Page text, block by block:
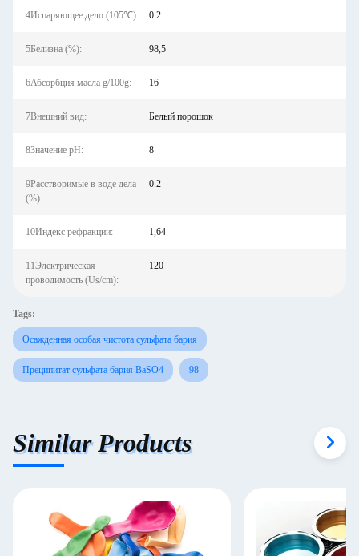
4Испаряющее дело (105℃): 0.2
5Белизна (%): 98,5
6Абсорбция масла g/100g: 16
7Внешний вид: Белый порошок
8Значение pH: 8
9Расстворимые в воде дела
(%):
0.2
10Индекс рефракции: 1,64
11Электрическая
проводимость (Us/cm):
120
Tags:
Осажденная особая чистота сульфата бария
Преципитат сульфата бария BaSO4 98
Similar Products